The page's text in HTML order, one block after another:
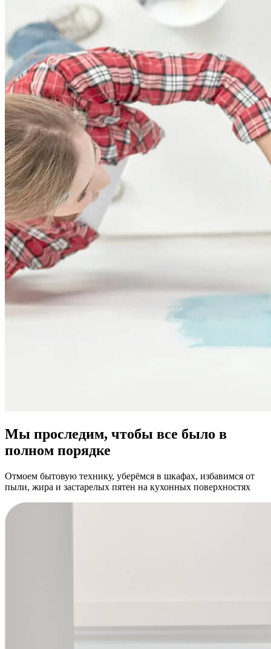
Мы проследим, чтобы все было в
полном порядке
Отмоем бытовую технику, уберёмся в шкафах, избавимся от
пыли, жира и застарелых пятен на кухонных поверхностях